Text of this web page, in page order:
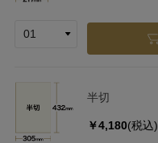
半切
￥4,180(税込)